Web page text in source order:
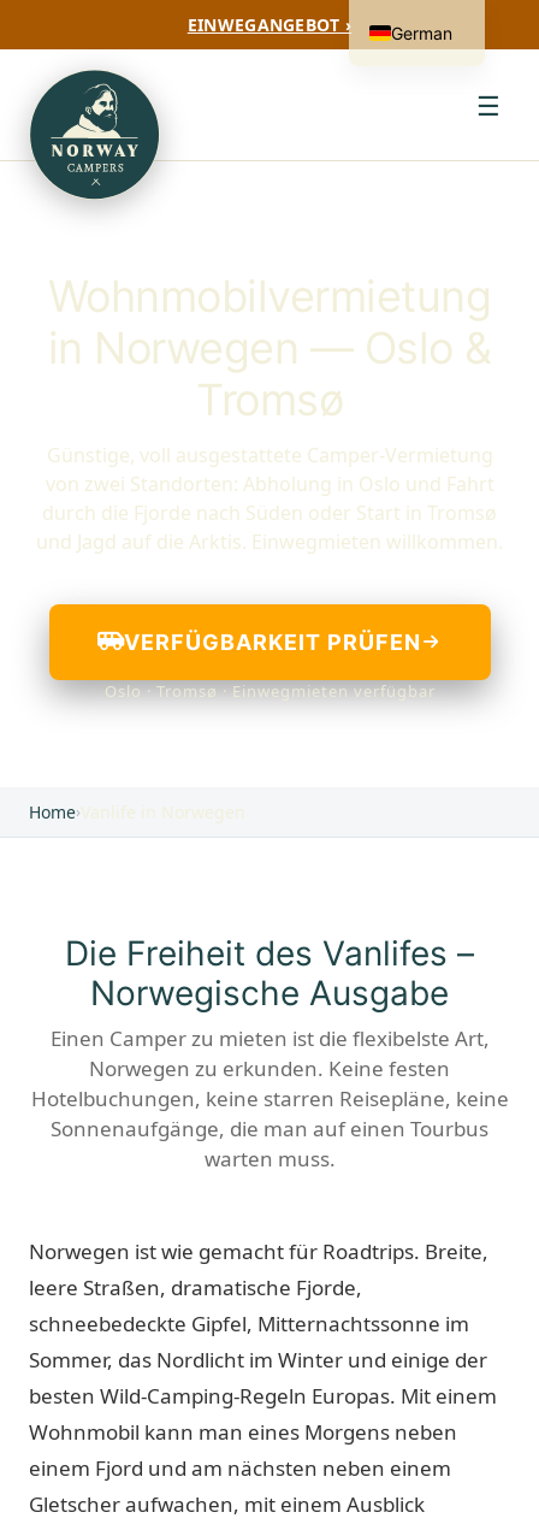
EINWEGANGEBOT ›
☰
Wohnmobilvermietung
in Norwegen — Oslo &
Tromsø
Günstige, voll ausgestattete Camper-Vermietung
von zwei Standorten: Abholung in Oslo und Fahrt
durch die Fjorde nach Süden oder Start in Tromsø
und Jagd auf die Arktis. Einwegmieten willkommen.
VERFÜGBARKEIT PRÜFEN
Oslo · Tromsø · Einwegmieten verfügbar
Home›Vanlife in Norwegen
Die Freiheit des Vanlifes –
Norwegische Ausgabe
Einen Camper zu mieten ist die flexibelste Art,
Norwegen zu erkunden. Keine festen
Hotelbuchungen, keine starren Reisepläne, keine
Sonnenaufgänge, die man auf einen Tourbus
warten muss.
Norwegen ist wie gemacht für Roadtrips. Breite,
leere Straßen, dramatische Fjorde,
schneebedeckte Gipfel, Mitternachtssonne im
Sommer, das Nordlicht im Winter und einige der
besten Wild-Camping-Regeln Europas. Mit einem
Wohnmobil kann man eines Morgens neben
einem Fjord und am nächsten neben einem
Gletscher aufwachen, mit einem Ausblick
German